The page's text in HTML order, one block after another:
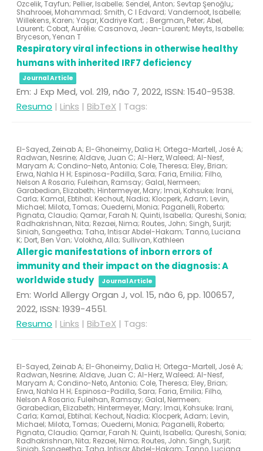
Ozcelik, Tayfun; Pellier, Isabelle; Sendel, Anton; Sevtap Şenoğlu,;
Shahrooei, Mohammad; Smith, C I Edvard; Vandernoot, Isabelle;
Willekens, Karen; Yaşar, Kadriye Kart; ; Bergman, Peter; Abel,
Laurent; Cobat, Aurélie; Casanova, Jean-Laurent; Meyts, Isabelle;
Bryceson, Yenan T
Respiratory viral infections in otherwise healthy
humans with inherited IRF7 deficiency
Journal Article
Em: J Exp Med,vol. 219,não 7,2022,ISSN: 1540-9538.
Resumo | Links | BibTeX | Tags:
El-Sayed, Zeinab A; El-Ghoneimy, Dalia H; Ortega-Martell, José A;
Radwan, Nesrine; Aldave, Juan C; Al-Herz, Waleed; Al-Nesf,
Maryam A; Condino-Neto, Antonio; Cole, Theresa; Eley, Brian;
Erwa, Nahla H H; Espinosa-Padilla, Sara; Faria, Emilia; Filho,
Nelson A Rosario; Fuleihan, Ramsay; Galal, Nermeen;
Garabedian, Elizabeth; Hintermeyer, Mary; Imai, Kohsuke; Irani,
Carla; Kamal, Ebtihal; Kechout, Nadia; Klocperk, Adam; Levin,
Michael; Milota, Tomas; Ouederni, Monia; Paganelli, Roberto;
Pignata, Claudio; Qamar, Farah N; Quinti, Isabella; Qureshi, Sonia;
Radhakrishnan, Nita; Rezaei, Nima; Routes, John; Singh, Surjit;
Siniah, Sangeetha; Taha, Intisar Abdel-Hakam; Tanno, Luciana
K; Dort, Ben Van; Volokha, Alla; Sullivan, Kathleen
Allergic manifestations of inborn errors of
immunity and their impact on the diagnosis: A
worldwide study
Journal Article
Em: World Allergy Organ J,vol. 15,não 6,pp. 100657,
2022,ISSN: 1939-4551.
Resumo | Links | BibTeX | Tags:
El-Sayed, Zeinab A; El-Ghoneimy, Dalia H; Ortega-Martell, José A;
Radwan, Nesrine; Aldave, Juan C; Al-Herz, Waleed; Al-Nesf,
Maryam A; Condino-Neto, Antonio; Cole, Theresa; Eley, Brian;
Erwa, Nahla H H; Espinosa-Padilla, Sara; Faria, Emilia; Filho,
Nelson A Rosario; Fuleihan, Ramsay; Galal, Nermeen;
Garabedian, Elizabeth; Hintermeyer, Mary; Imai, Kohsuke; Irani,
Carla; Kamal, Ebtihal; Kechout, Nadia; Klocperk, Adam; Levin,
Michael; Milota, Tomas; Ouederni, Monia; Paganelli, Roberto;
Pignata, Claudio; Qamar, Farah N; Quinti, Isabella; Qureshi, Sonia;
Radhakrishnan, Nita; Rezaei, Nima; Routes, John; Singh, Surjit;